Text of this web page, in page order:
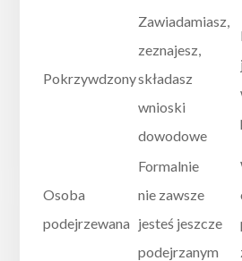
Pokrzywdzony
Zawiadamiasz,
zeznajesz,
składasz
wnioski
dowodowe
Osoba
podejrzewana
Formalnie
nie zawsze
jesteś jeszcze
podejrzanym